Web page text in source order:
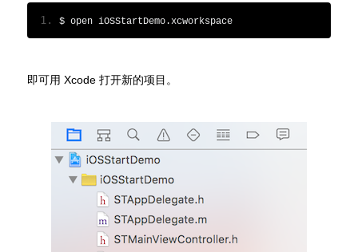
$ open iOSStartDemo.xcworkspace
即可用 Xcode 打开新的项目。